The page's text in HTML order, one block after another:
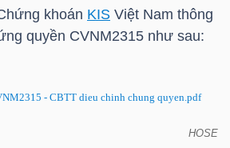
khoán KIS Việt Nam thông
quyền CVNM2315 như sau:
- CBTT dieu chinh chung quyen.pdf
HOSE